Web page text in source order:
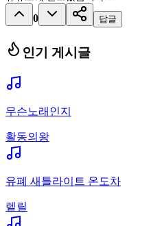
0 답글
인기 게시글
무슨노래인지
활동의왕
유폐 새틀라이트 온도차
렡릴